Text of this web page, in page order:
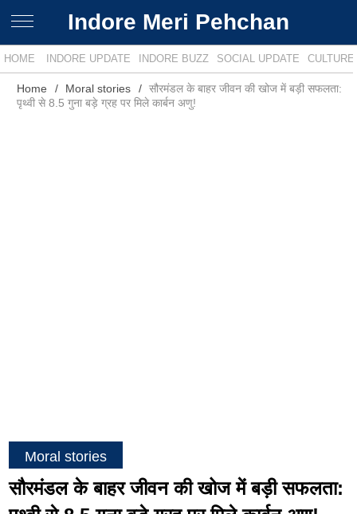
Indore Meri Pehchan
HOME INDORE UPDATE INDORE BUZZ SOCIAL UPDATE
Home Moral stories
सौरमंडल के बाहर जीवन की खोज में बड़ी सफलता:
पृथ्वी से 8.5 गुना बड़े ग्रह पर मिले कार्बन अणु!
Moral stories
सौरमंडल के बाहर जीवन की खोज में बड़ी सफलता: